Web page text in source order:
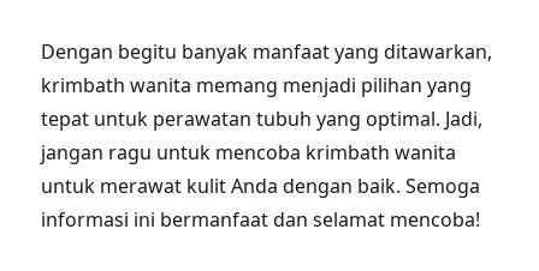
Dengan begitu banyak manfaat yang ditawarkan,
krimbath wanita memang menjadi pilihan yang
tepat untuk perawatan tubuh yang optimal. Jadi,
jangan ragu untuk mencoba krimbath wanita
untuk merawat kulit Anda dengan baik. Semoga
informasi ini bermanfaat dan selamat mencoba!